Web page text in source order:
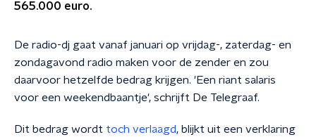
565.000 euro.
De radio-dj gaat vanaf januari op vrijdag-, zaterdag- en
zondagavond radio maken voor de zender en zou
daarvoor hetzelfde bedrag krijgen. 'Een riant salaris
voor een weekendbaantje', schrijft De Telegraaf.
Dit bedrag wordt toch verlaagd, b lijkt uit een verklaring